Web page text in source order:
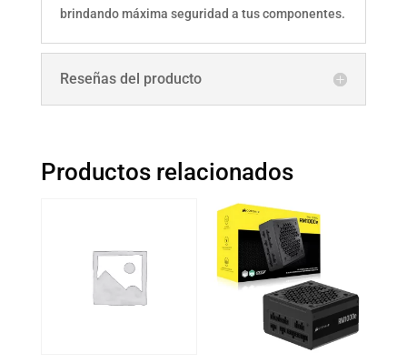
brindando máxima seguridad a tus componentes.
Reseñas del producto
Productos relacionados